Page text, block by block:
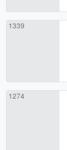
1339
1274